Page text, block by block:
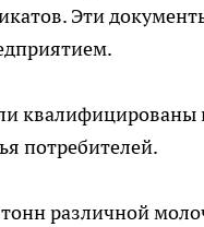
Эти
потребителей.
тонн различной